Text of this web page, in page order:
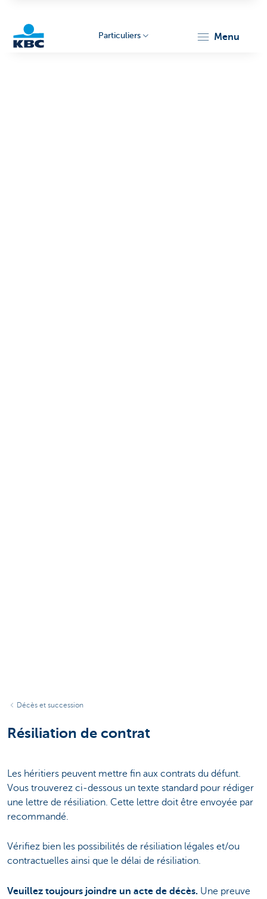
Particuliers menu
Décès et succession
Résiliation de contrat
Les héritiers peuvent mettre fin aux contrats du défunt.
Vous trouverez ci-dessous un texte standard pour rédiger
une lettre de résiliation. Cette lettre doit être envoyée par
recommandé.
Vérifiez bien les possibilités de résiliation légales et/ou
contractuelles ainsi que le délai de résiliation.
Veuillez toujours joindre un acte de décès. Une preuve